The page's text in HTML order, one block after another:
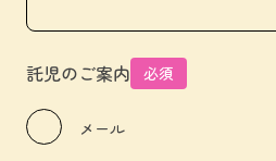
託児のご案内 必須
メール